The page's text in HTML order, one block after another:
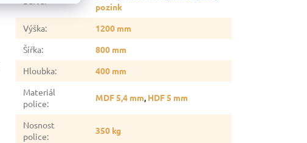
pozink
Výška:
1200 mm
Šířka:
800 mm
Hloubka:
400 mm
Materiál
police:
MDF 5,4 mm, HDF 5 mm
Nosnost
police:
350 kg